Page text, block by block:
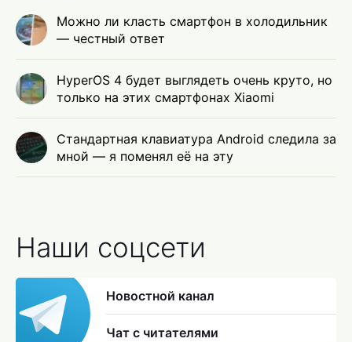
Можно ли класть смартфон в холодильник
— честный ответ
HyperOS 4 будет выглядеть очень круто, но
только на этих смартфонах Xiaomi
Стандартная клавиатура Android следила за
мной — я поменял её на эту
Наши соцсети
Новостной канал
Чат с читателями